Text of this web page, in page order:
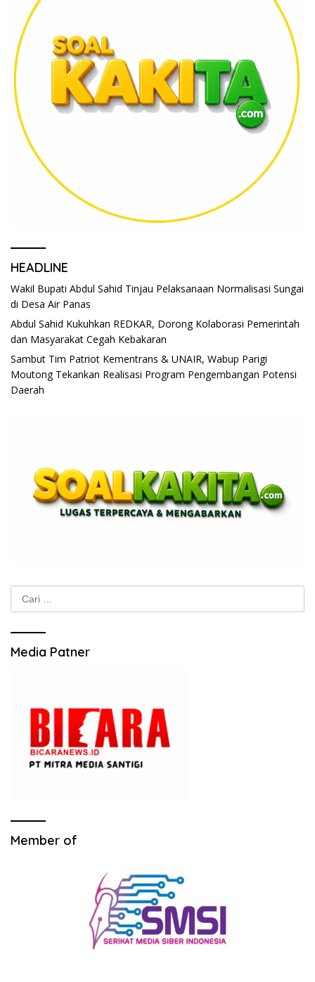
HEADLINE
Wakil Bupati Abdul Sahid Tinjau Pelaksanaan Normalisasi Sungai
di Desa Air Panas
Abdul Sahid Kukuhkan REDKAR, Dorong Kolaborasi Pemerintah
dan Masyarakat Cegah Kebakaran
Sambut Tim Patriot Kementrans & UNAIR, Wabup Parigi
Moutong Tekankan Realisasi Program Pengembangan Potensi
Daerah
Cari
untuk:
Media Patner
Member of